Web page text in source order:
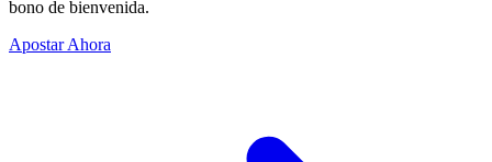
bono de bienvenida.
Apostar Ahora